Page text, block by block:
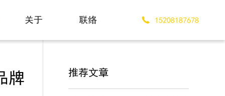
15208187678
关于
联络
牌
推荐文章